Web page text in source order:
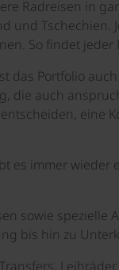
Radreisen in
und
So findet
das Portfolio
die auch
es immer
sowie
bis hin zu